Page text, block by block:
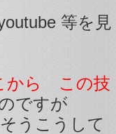
等を見
から この技
ですが
うこうして